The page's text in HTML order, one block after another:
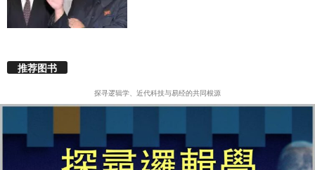
推荐图书
探寻逻辑学、近代科技与易经的共同根源